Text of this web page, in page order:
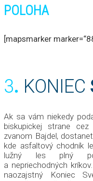
POLOHA
[mapsmarker
3. KONIEC
Ak sa vám niekedy
biskupickej strane
zvanom Bajdel,
kde asfaltový chodník
lužný les plný
a nepriechodných
naozajstný Koniec